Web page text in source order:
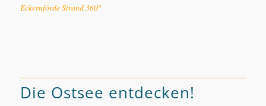
Eckernförde Strand 360°
Die Ostsee entdecken!